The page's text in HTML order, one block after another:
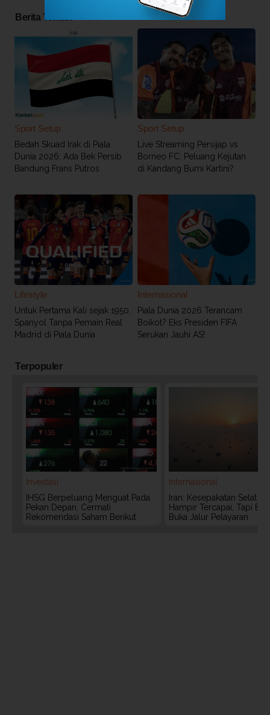
Berita Terkait
Sport Setup
Bedah Skuad Irak di Piala
Dunia 2026: Ada Bek Persib
Bandung Frans Putros
Sport Setup
Live Streaming Persijap vs
Borneo FC: Peluang Kejutan
di Kandang Bumi Kartini?
Lifestyle
Untuk Pertama Kali sejak 1950,
Spanyol Tanpa Pemain Real
Madrid di Piala Dunia
Internasional
Piala Dunia 2026 Terancam
Boikot? Eks Presiden FIFA
Serukan Jauhi AS!
Terpopuler
Investasi
IHSG Berpeluang Menguat Pada
Pekan Depan, Cermati
Rekomendasi Saham Berikut
Internasional
Iran: Kesepakatan Selat
Hampir Tercapai, Tapi
Buka Jalur Pelayaran